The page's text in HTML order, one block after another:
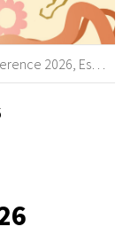
2026, Esslingen